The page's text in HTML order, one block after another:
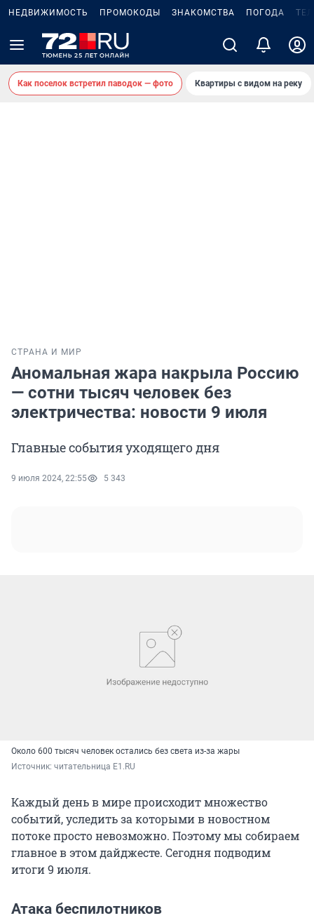
НЕДВИЖИМОСТЬ ПРОМОКОДЫ ЗНАКОМСТВА ПОГОДА
Как поселок встретил паводок — фото Квартиры с видом на реку
СТРАНА И МИР
Аномальная жара накрыла Россию
— сотни тысяч человек без
электричества: новости 9 июля
Главные события уходящего дня
9 июля 2024, 22:55 5 343
Около 600 тысяч человек остались без света из-за жары
Источник: читательница E1.RU
Каждый день в мире происходит множество
событий, уследить за которыми в новостном
потоке просто невозможно. Поэтому мы собираем
главное в этом дайджесте. Сегодня подводим
итоги 9 июля.
Атака беспилотников